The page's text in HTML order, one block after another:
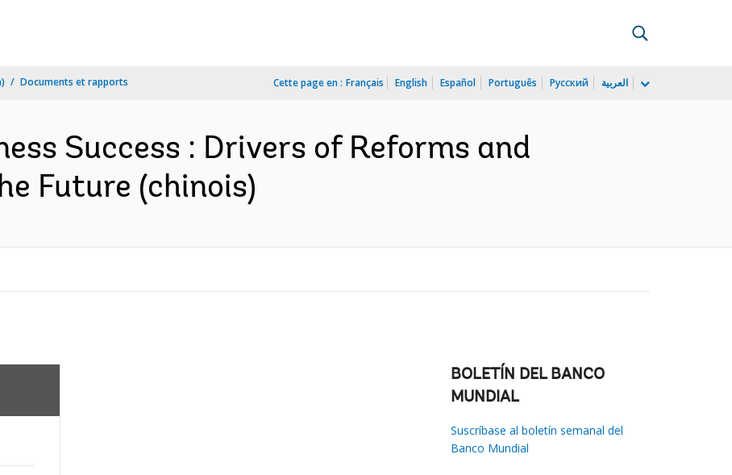
Documents et rapports Cette page en : Français English Español Português Русский العربية
Success : Drivers of Reforms and
Future (chinois)
BOLETÍN DEL BANCO
MUNDIAL
Suscríbase al boletín semanal del
Banco Mundial